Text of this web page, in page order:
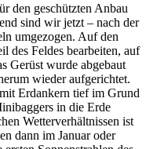
den geschützten Anbau
sind wir jetzt – nach der
umgezogen. Auf den
des Feldes bearbeiten, auf
Gerüst wurde abgebaut
wieder aufgerichtet.
Erdankern tief im Grund
in die Erde
Wetterverhältnissen ist
dann im Januar oder